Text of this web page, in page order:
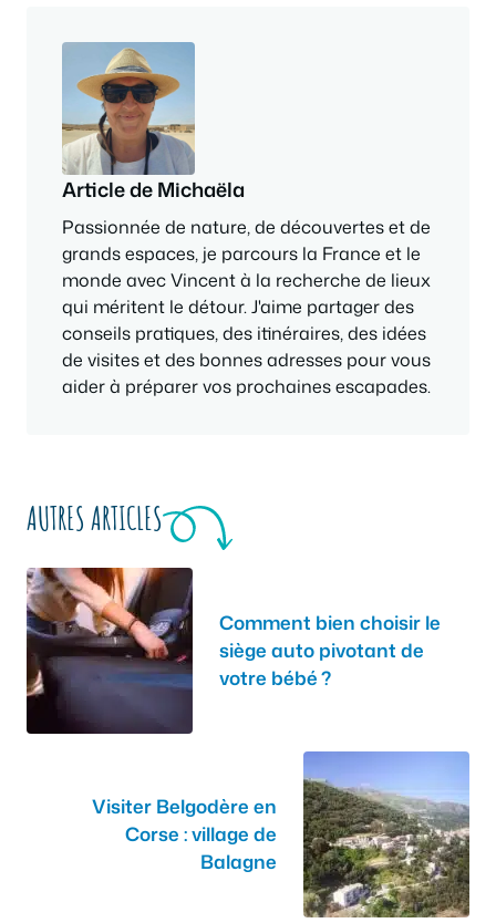
Article de Michaëla
Passionnée de nature, de découvertes et de
grands espaces, je parcours la France et le
monde avec Vincent à la recherche de lieux
qui méritent le détour. J'aime partager des
conseils pratiques, des itinéraires, des idées
de visites et des bonnes adresses pour vous
aider à préparer vos prochaines escapades.
AUTRES ARTICLES
Comment bien choisir le
siège auto pivotant de
votre bébé ?
Visiter Belgodère en
Corse : village de
Balagne